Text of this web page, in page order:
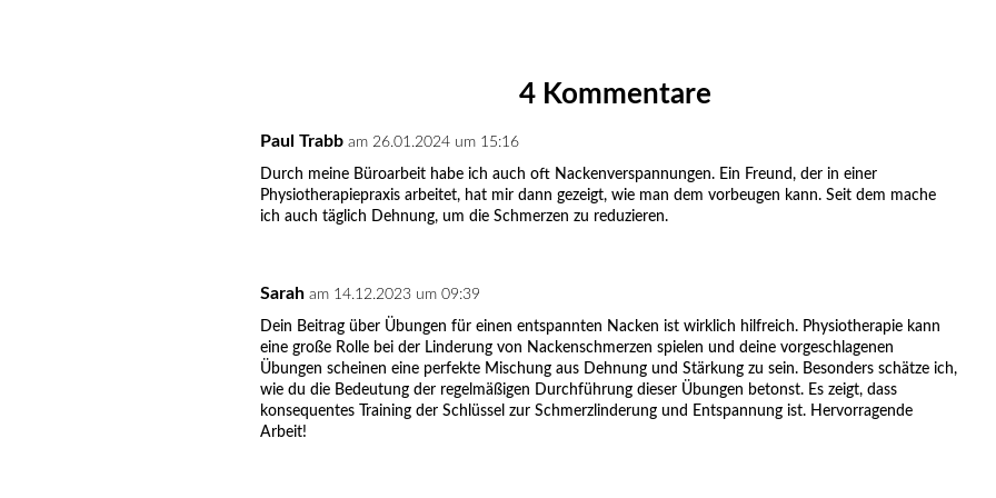
4 Kommentare
Paul Trabb am 26.01.2024 um 15:16
Durch meine Büroarbeit habe ich auch oft Nackenverspannungen. Ein Freund, der in einer
Physiotherapiepraxis arbeitet, hat mir dann gezeigt, wie man dem vorbeugen kann. Seit dem mache
ich auch täglich Dehnung, um die Schmerzen zu reduzieren.
Sarah am 14.12.2023 um 09:39
Dein Beitrag über Übungen für einen entspannten Nacken ist wirklich hilfreich. Physiotherapie kann
eine große Rolle bei der Linderung von Nackenschmerzen spielen und deine vorgeschlagenen
Übungen scheinen eine perfekte Mischung aus Dehnung und Stärkung zu sein. Besonders schätze ich,
wie du die Bedeutung der regelmäßigen Durchführung dieser Übungen betonst. Es zeigt, dass
konsequentes Training der Schlüssel zur Schmerzlinderung und Entspannung ist. Hervorragende
Arbeit!